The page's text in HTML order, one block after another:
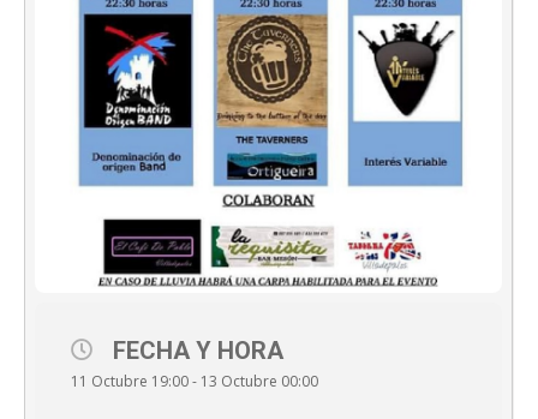
FECHA Y HORA
11 Octubre 19:00 - 13 Octubre 00:00